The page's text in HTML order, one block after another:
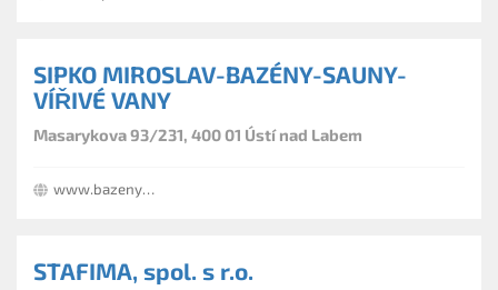
SIPKO MIROSLAV-BAZÉNY-SAUNY-
VÍŘIVÉ VANY
Masarykova 93/231, 400 01 Ústí nad Labem
www.bazeny-sipko.cz
STAFIMA, spol. s r.o.